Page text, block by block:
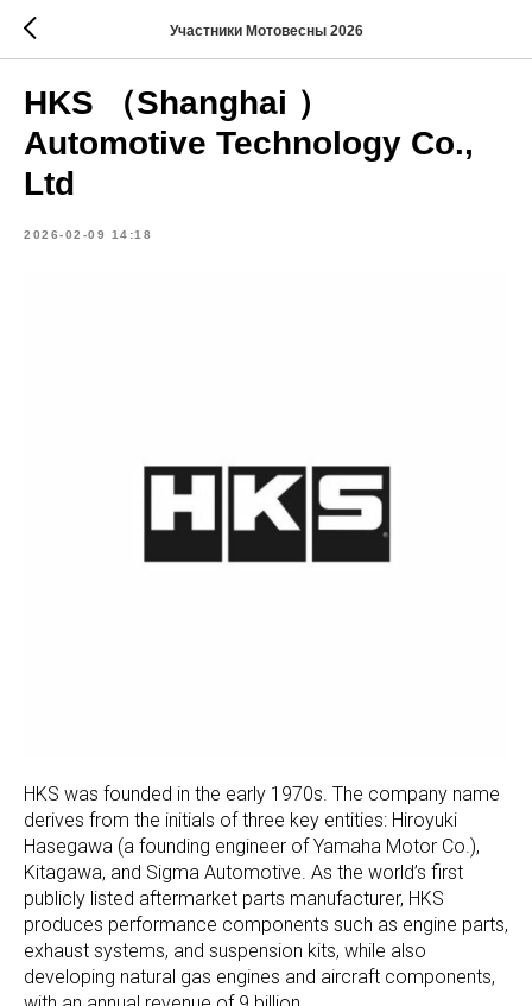
Участники Мотовесны 2026
HKS （Shanghai ）
Automotive Technology Co.,
Ltd
2026-02-09 14:18
HKS was founded in the early 1970s. The company name
derives from the initials of three key entities: Hiroyuki
Hasegawa (a founding engineer of Yamaha Motor Co.),
Kitagawa, and Sigma Automotive. As the world’s first
publicly listed aftermarket parts manufacturer, HKS
produces performance components such as engine parts,
exhaust systems, and suspension kits, while also
developing natural gas engines and aircraft components,